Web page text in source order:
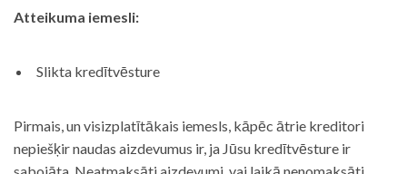
Atteikuma iemesli:
Slikta kredītvēsture
Pirmais, un visizplatītākais iemesls, kāpēc ātrie kreditori
nepiešķir naudas aizdevumus ir, ja Jūsu kredītvēsture ir